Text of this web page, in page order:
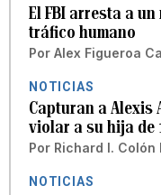
El FBI arresta a
tráfico humano
Por Alex Figueroa
NOTICIAS
Capturan a Alexis
violar a su hija de
Por Richard I. Colón
NOTICIAS